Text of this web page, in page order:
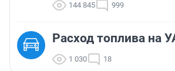
144 845 999
Расход топлива на
1 030 18